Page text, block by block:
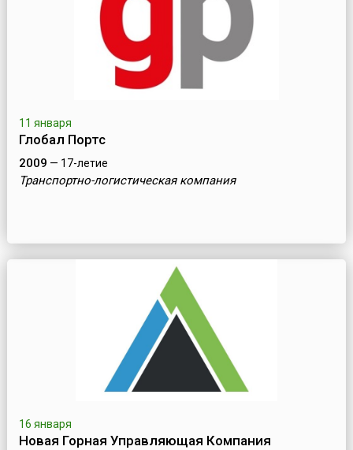
11 января
Глобал Портс
2009 — 17-летие
Транспортно-логистическая компания
16 января
Новая Горная Управляющая Компания